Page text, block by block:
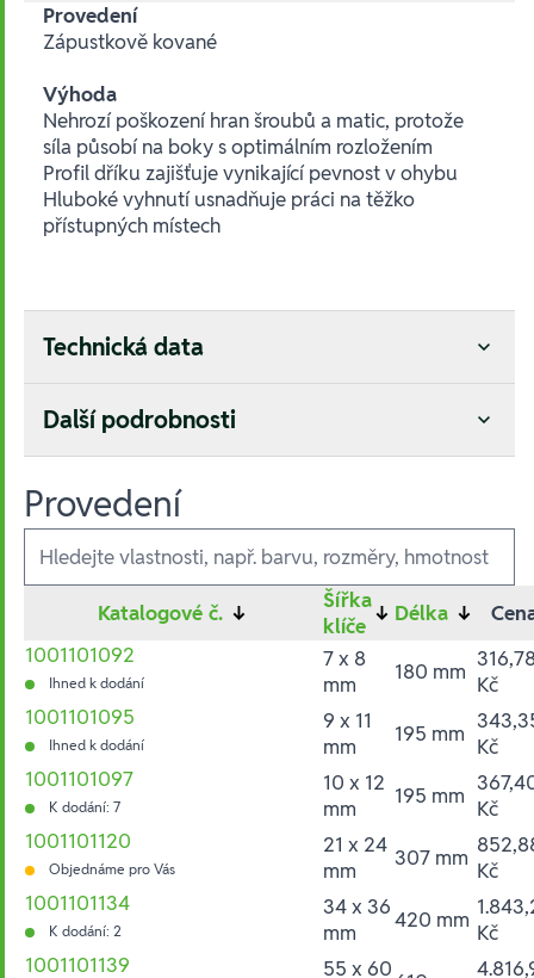
Provedení
Zápustkově kované
Výhoda
Nehrozí poškození hran šroubů a matic, protože
síla působí na boky s optimálním rozložením
Profil dříku zajišťuje vynikající pevnost v ohybu
Hluboké vyhnutí usnadňuje práci na těžko
přístupných místech
Technická data
Další podrobnosti
Provedení
Ausführungen
Katalogové č. ↓
Šířka
klíče ↓ Délka ↓
1001101092
Ihned k dodání
7 x 8
mm
180 mm Kč
1001101095
Ihned k dodání
9 x 11
mm
195 mm Kč
1001101097
K dodání: 7
10 x 12
mm
195 mm Kč
1001101120
Objednáme pro Vás
21 x 24
mm
307 mm Kč
1001101134
K dodání: 2
34 x 36
mm
420 mm Kč
1001101139
55 x 60